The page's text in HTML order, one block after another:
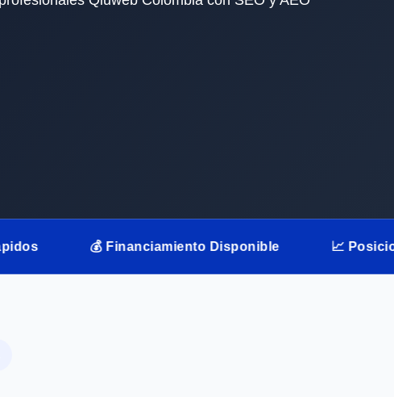
💰 Financiamiento Disponible 📈 Posicionamiento